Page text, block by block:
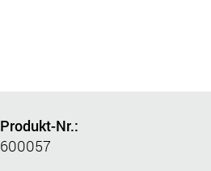
Produkt-Nr.:
600057